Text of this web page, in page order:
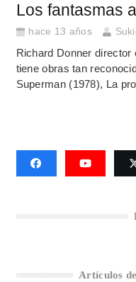
Los fantasmas
hace 13 años
Richard Donner director
tiene obras tan
Superman (1978), La
Artículos